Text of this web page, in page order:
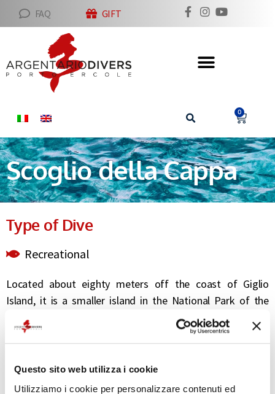
Questo sito web utilizza i cookie
Utilizziamo i cookie per personalizzare contenuti ed
FAQ GIFT
0
Scoglio della Cappa
Type of Dive
Recreational
Located about eighty meters off the coast of Giglio
Island, it is a smaller island in the National Park of the
Tuscan Archipelago. The morphology of the island is
rugged, has a triangular shape with sheer walls on the
The island is a perfect place for photography lovers
thanks to the seabed covered with Posidonia and the